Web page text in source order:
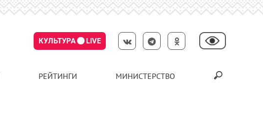
КУЛЬТУРА LIVE
РЕЙТИНГИ МИНИСТЕРСТВО